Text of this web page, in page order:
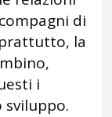
di
la
i